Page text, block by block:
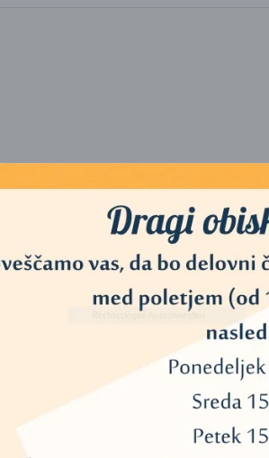
. Tarot je že dolgo cenjen, ker nudi
oblikovala prvi komplet tarot kart, ki je
tardicionalnega tarota.
skozi navodila za točno branje kart za vas
vam pomagajo uporabljati intuicijo.